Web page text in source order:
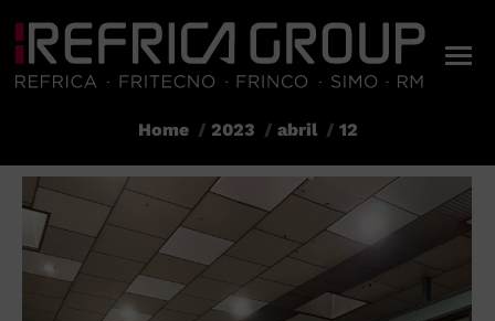
You are here:
Home 2023 abril 12